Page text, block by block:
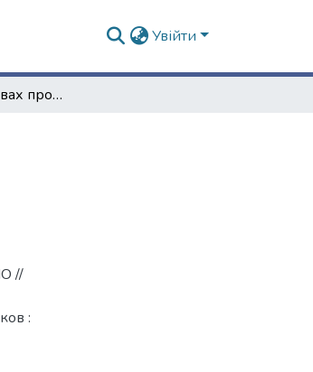
Увійти
О подпространствах пространства VMO
//
: